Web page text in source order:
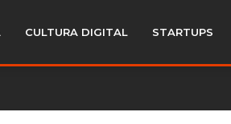
CULTURA DIGITAL STARTUPS